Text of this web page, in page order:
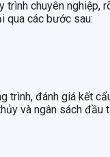
chuyên
qua các bước sau:
trình, đánh giá kết
và ngân sách đầu